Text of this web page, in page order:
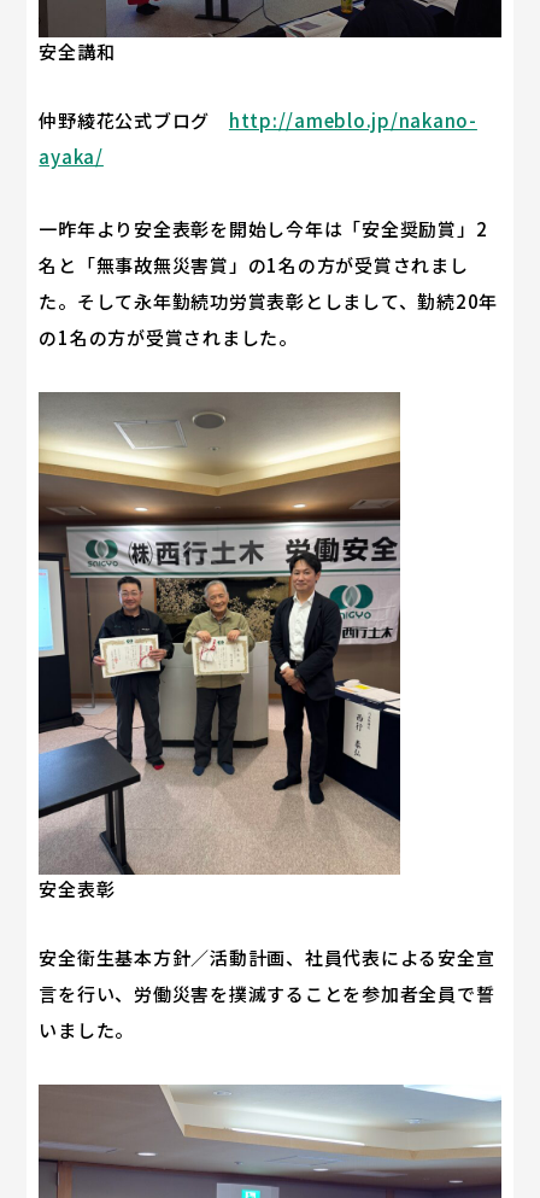
安全講和
仲野綾花公式ブログ http://ameblo.jp/nakano-
ayaka/
一昨年より安全表彰を開始し今年は「安全奨励賞」2
名と「無事故無災害賞」の1名の方が受賞されまし
た。そして永年勤続功労賞表彰としまして、勤続20年
の1名の方が受賞されました。
安全表彰
安全衛生基本方針／活動計画、社員代表による安全宣
言を行い、労働災害を撲滅することを参加者全員で誓
いました。